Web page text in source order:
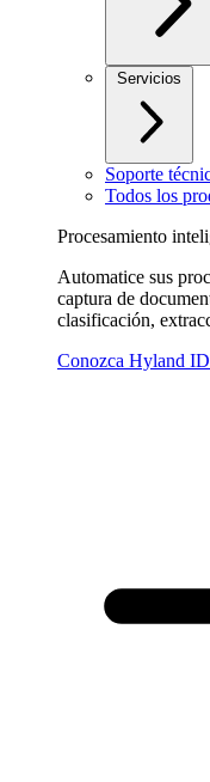
Servicios
Soporte
Todos los
Procesamiento
Automatice sus
captura de
clasificación,
Conozca Hyland